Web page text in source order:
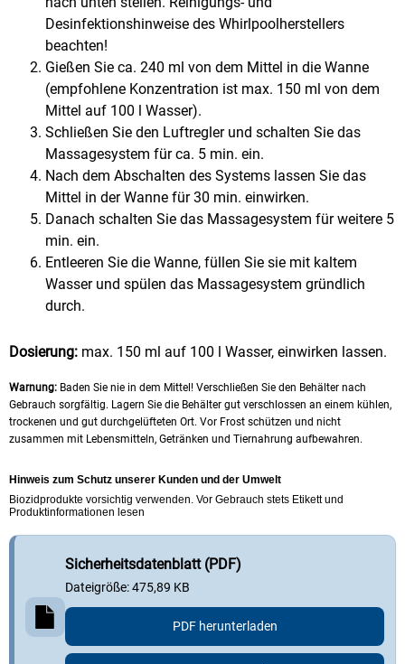
Desinfektionshinweise des Whirlpoolherstellers
beachten!
Gießen Sie ca. 240 ml von dem Mittel in die Wanne
(empfohlene Konzentration ist max. 150 ml von dem
Mittel auf 100 l Wasser).
Schließen Sie den Luftregler und schalten Sie das
Massagesystem für ca. 5 min. ein.
Nach dem Abschalten des Systems lassen Sie das
Mittel in der Wanne für 30 min. einwirken.
Danach schalten Sie das Massagesystem für weitere 5
min. ein.
Entleeren Sie die Wanne, füllen Sie sie mit kaltem
Wasser und spülen das Massagesystem gründlich
durch.
Dosierung: max. 150 ml auf 100 l Wasser, einwirken lassen.
Warnung: Baden Sie nie in dem Mittel! Verschließen Sie den Behälter nach
Gebrauch sorgfältig. Lagern Sie die Behälter gut verschlossen an einem kühlen,
trockenen und gut durchgelüfteten Ort. Vor Frost schützen und nicht
zusammen mit Lebensmitteln, Getränken und Tiernahrung aufbewahren.
Hinweis zum Schutz unserer Kunden und der Umwelt
Biozidprodukte vorsichtig verwenden. Vor Gebrauch stets Etikett und
Produktinformationen lesen
Sicherheits­datenblatt (PDF)
Dateigröße: 475,89 KB
PDF herunterladen